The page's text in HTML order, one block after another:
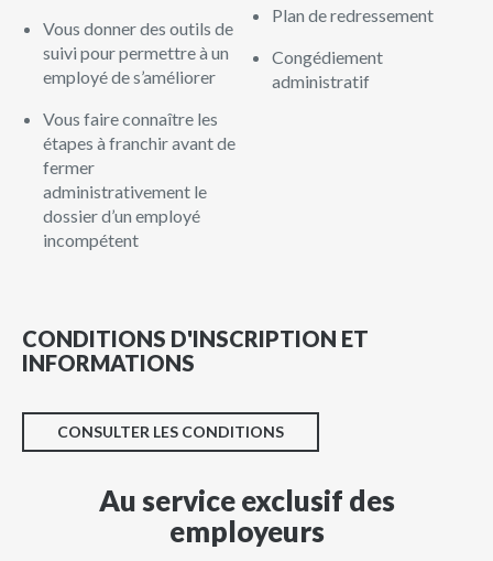
Vous donner des outils de
suivi pour permettre à un
employé de s’améliorer
Vous faire connaître les
étapes à franchir avant de
fermer
administrativement le
dossier d’un employé
incompétent
Plan de redressement
Congédiement
administratif
CONDITIONS D'INSCRIPTION ET
INFORMATIONS
CONSULTER LES CONDITIONS
Au service exclusif des
employeurs